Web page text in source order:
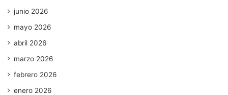
junio 2026
mayo 2026
abril 2026
marzo 2026
febrero 2026
enero 2026